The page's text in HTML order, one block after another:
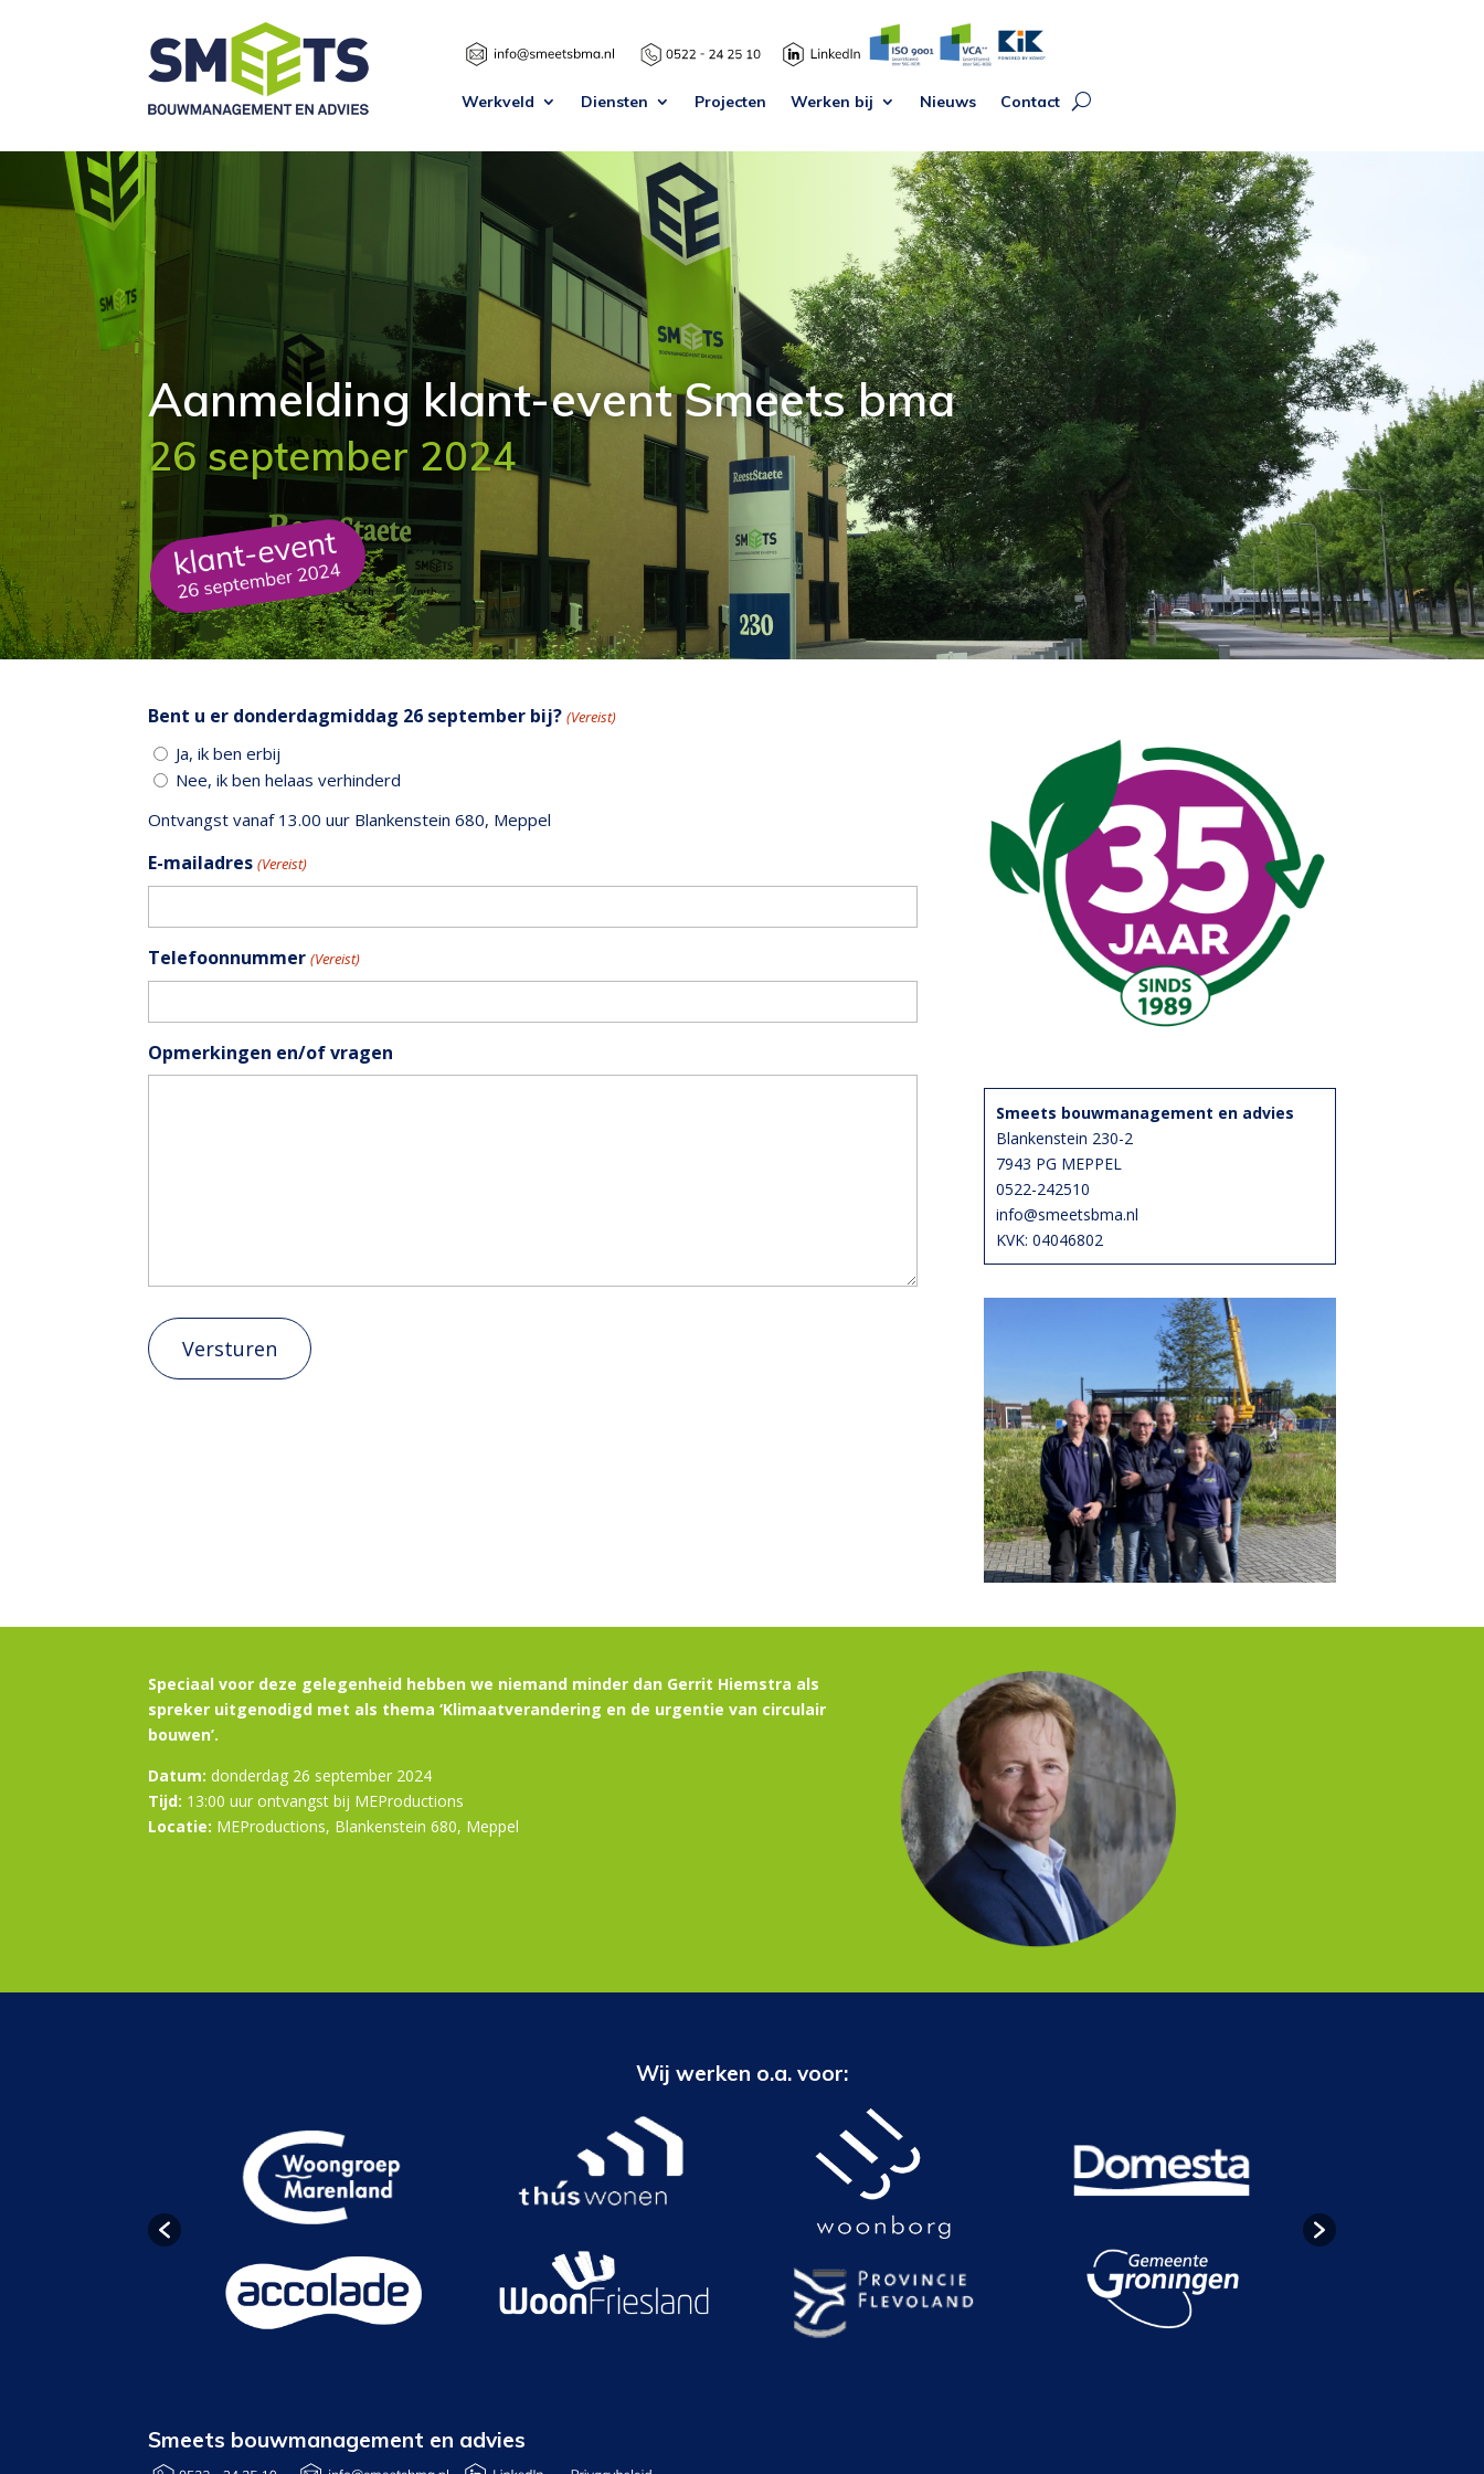
Werkveld Diensten Projecten Werken bij Nieuws Contact
Aanmelding klant-event Smeets bma
26 september 2024
Bent u er donderdagmiddag 26 september bij? (Vereist)
Ja, ik ben erbij
Nee, ik ben helaas verhinderd
Ontvangst vanaf 13.00 uur Blankenstein 680, Meppel
E-mailadres (Vereist)
Telefoonnummer (Vereist)
Opmerkingen en/of vragen
Smeets bouwmanagement en advies
Blankenstein 230-2
7943 PG MEPPEL
0522-242510
info@smeetsbma.nl
KVK: 04046802
Speciaal voor deze gelegenheid hebben we niemand minder dan Gerrit Hiemstra als
spreker uitgenodigd met als thema ‘Klimaatverandering en de urgentie van circulair
bouwen’.
Datum: donderdag 26 september 2024
Tijd: 13:00 uur ontvangst bij MEProductions
Locatie: MEProductions, Blankenstein 680, Meppel
Wij werken o.a. voor:
Smeets bouwmanagement en advies